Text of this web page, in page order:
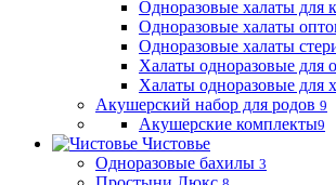
Одноразовые халаты для
Одноразовые халаты
Одноразовые халаты
Халаты одноразовые для
Халаты одноразовые для
Акушерский набор для родов 9
Акушерские комплекты9
Чистовье
Одноразовые бахилы 3